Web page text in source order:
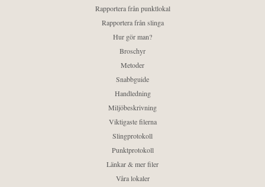
Rapportera från punktlokal
Rapportera från slinga
Hur gör man?
Broschyr
Metoder
Snabbguide
Handledning
Miljöbeskrivning
Viktigaste filerna
Slingprotokoll
Punktprotokoll
Länkar & mer filer
Våra lokaler